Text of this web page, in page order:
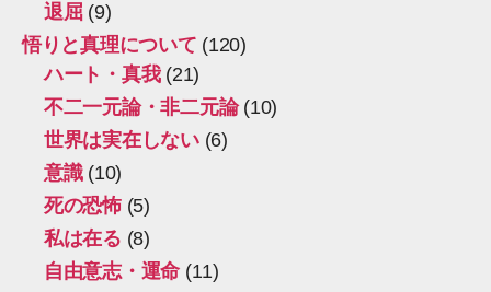
退屈(9)
悟りと真理について (120)
ハート・真我(21)
不二一元論・非二元論(10)
世界は実在しない(6)
意識(10)
死の恐怖(5)
私は在る (8)
自由意志・運命 (11)